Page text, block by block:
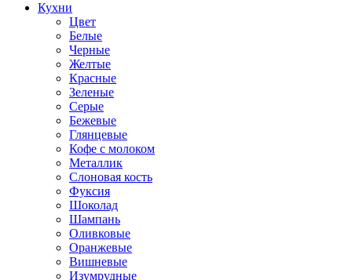
Кухни
Цвет
Белые
Черные
Желтые
Красные
Зеленые
Серые
Бежевые
Глянцевые
Кофе с молоком
Металлик
Слоновая кость
Фуксия
Шоколад
Шампань
Оливковые
Оранжевые
Вишневые
Изумрудные